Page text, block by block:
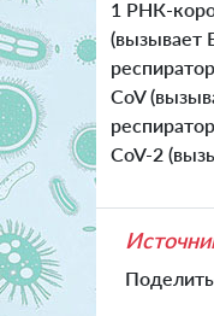
1 РНК-
(вызывает
CoV
CoV-2